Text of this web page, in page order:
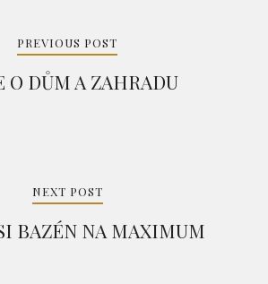
PREVIOUS POST
O DŮM A ZAHRADU
NEXT POST
BAZÉN NA MAXIMUM